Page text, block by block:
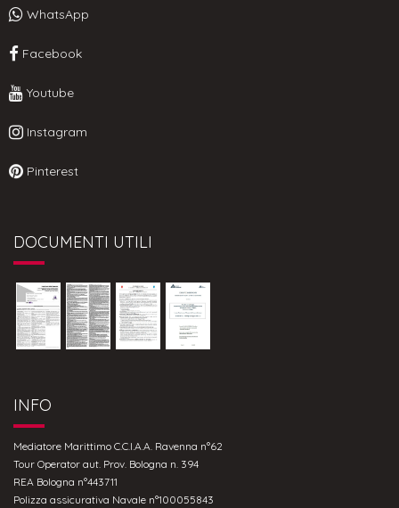
WhatsApp
Facebook
Youtube
Instagram
Pinterest
DOCUMENTI UTILI
INFO
Mediatore Marittimo C.C.I.A.A. Ravenna n°62
Tour Operator aut. Prov. Bologna n. 394
REA Bologna n°443711
Polizza assicurativa Navale n°100055843